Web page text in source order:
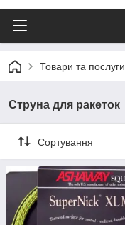
Товари та послуги
Струна для ракеток
Сортування